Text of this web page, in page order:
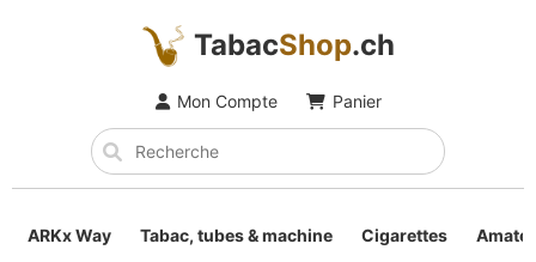
TabacShop.ch
Mon Compte Panier
ARKx Way Tabac, tubes & machine Cigarettes